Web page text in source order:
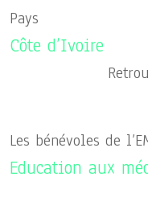
Pays
Côte d’Ivoire
Les bénévoles de
Education aux